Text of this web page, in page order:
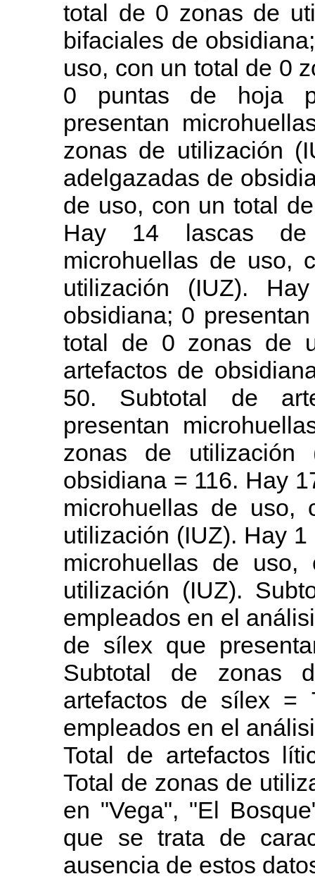
total de 0 zonas de
bifaciales de
uso, con un total de 0
0 puntas de hoja
presentan
zonas de utilización
adelgazadas de
de uso, con un total
Hay 14 lascas de
microhuellas de uso,
utilización (IUZ).
obsidiana; 0
total de 0 zonas de
artefactos de
50. Subtotal de
presentan
zonas de
obsidiana = 116. Hay
microhuellas de
utilización (IUZ). Hay
microhuellas de
utilización (IUZ).
empleados en el
de sílex que
Subtotal de zonas
artefactos de sílex =
empleados en el
Total de artefactos
Total de zonas de
en "Vega", "El
que se trata de
ausencia de estos